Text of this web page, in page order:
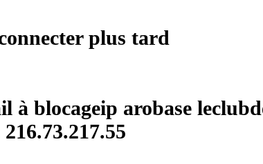
plus tard
à blocageip arobase